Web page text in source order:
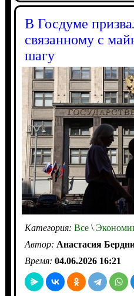
В Госдуме
связанному с
шагу
Категория: Все\
Автор: Анастасия
Время: 04.06.2026 16:21